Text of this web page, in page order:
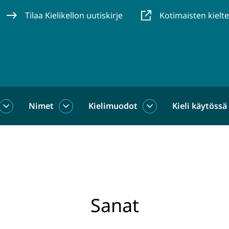
Tilaa Kielikellon uutiskirje Kotimaisten
Sanat
Nimet
NimetKielimuodot
KielimuodotKieli käytössä
Sanat